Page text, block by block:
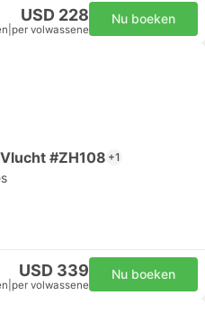
USD 228
per volwassene
Nu boeken
#ZH108 +1
USD 339
per volwassene
Nu boeken